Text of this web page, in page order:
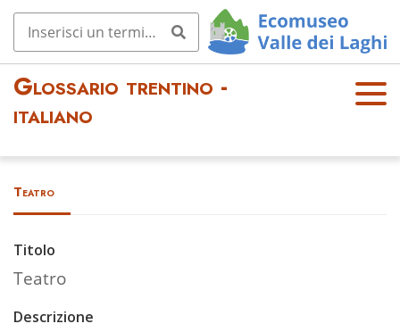
Glossario trentino -
italiano
OPE
Teatro
Titolo
Teatro
Descrizione